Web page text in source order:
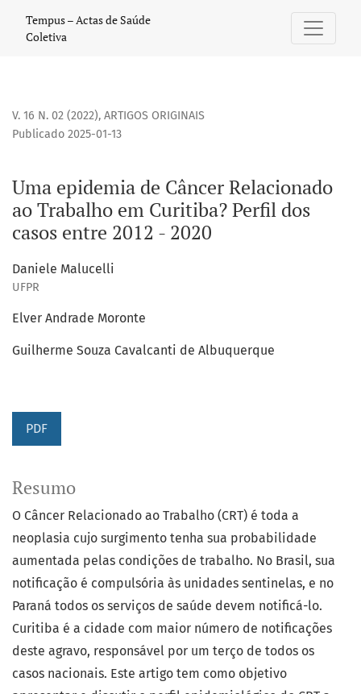
Uma epidemia de Câncer Relacionado ao Trabalho em
Tempus – Actas de Saúde
Coletiva
V. 16 N. 02 (2022), ARTIGOS ORIGINAIS
Uma epidemia de Câncer Relacionado
ao Trabalho em Curitiba? Perfil dos
casos entre 2012 - 2020
Publicado 2025-01-13
Daniele Malucelli
UFPR
Elver Andrade Moronte
Guilherme Souza Cavalcanti de Albuquerque
PDF
Resumo
O Câncer Relacionado ao Trabalho (CRT) é toda a
neoplasia cujo surgimento tenha sua probabilidade
aumentada pelas condições de trabalho. No Brasil, sua
notificação é compulsória às unidades sentinelas, e no
Paraná todos os serviços de saúde devem notificá-lo.
Curitiba é a cidade com maior número de notificações
deste agravo, responsável por um terço de todos os
casos nacionais. Este artigo tem como objetivo